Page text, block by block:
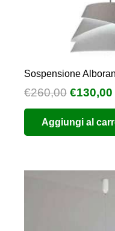
Sospensione
€260,00 Il
prezzo
era:
€130,00
Aggiungi al